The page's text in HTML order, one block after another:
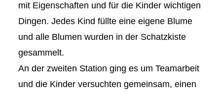
mit Eigenschaften und für die Kinder wichtigen
Dingen. Jedes Kind füllte eine eigene Blume
und alle Blumen wurden in der Schatzkiste
gesammelt. ⁠
An der zweiten Station ging es um Teamarbeit
und die Kinder versuchten gemeinsam, einen